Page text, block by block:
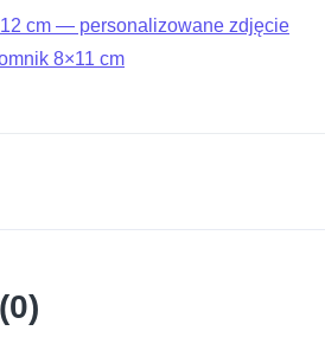
cm — personalizowane zdjęcie
8×11 cm